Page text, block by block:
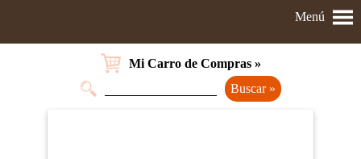
Menú
Mi Carro de Compras »